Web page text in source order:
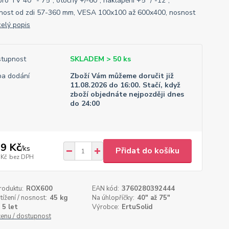
od zdi 57-360 mm, VESA 100x100 až 600x400, nosnost
popis
SKLADEM > 50 ks
dodání
Zboží Vám můžeme doručit již
11.08.2026 do 16:00. Stačí, když
zboží objednáte nejpozději dnes
do 24:00
Kč/ks
bez DPH
Přidat do košíku
ROX600 EAN kód: 3760280392444
/ nosnost: 45 kg Na úhlopříčky: 40" až 75"
5 let
Výrobce: ErtuSolid
/ dostupnost